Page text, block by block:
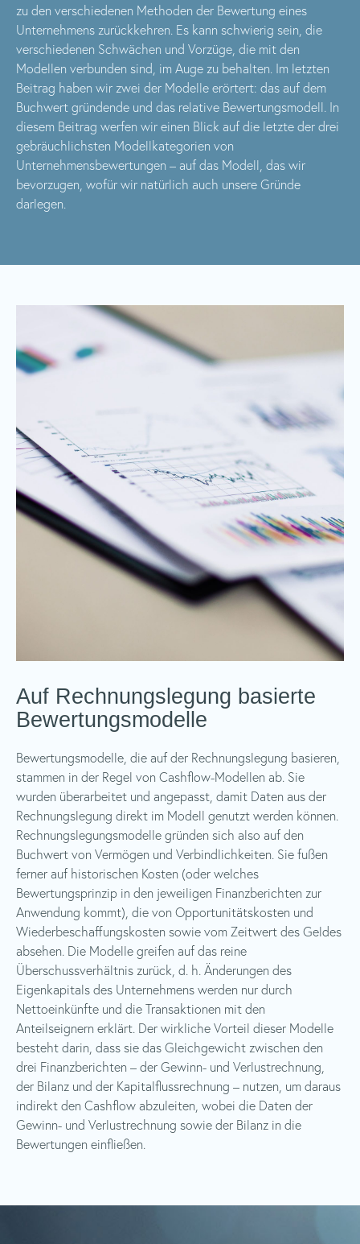
zu den verschiedenen Methoden der Bewertung eines
Unternehmens zurückkehren. Es kann schwierig sein, die
verschiedenen Schwächen und Vorzüge, die mit den
Modellen verbunden sind, im Auge zu behalten. Im letzten
Beitrag haben wir zwei der Modelle erörtert: das auf dem
Buchwert gründende und das relative Bewertungsmodell. In
diesem Beitrag werfen wir einen Blick auf die letzte der drei
gebräuchlichsten Modellkategorien von
Unternehmensbewertungen – auf das Modell, das wir
bevorzugen, wofür wir natürlich auch unsere Gründe
darlegen.
Auf Rechnungslegung basierte
Bewertungsmodelle
Bewertungsmodelle, die auf der Rechnungslegung basieren,
stammen in der Regel von Cashflow-Modellen ab. Sie
wurden überarbeitet und angepasst, damit Daten aus der
Rechnungslegung direkt im Modell genutzt werden können.
Rechnungslegungsmodelle gründen sich also auf den
Buchwert von Vermögen und Verbindlichkeiten. Sie fußen
ferner auf historischen Kosten (oder welches
Bewertungsprinzip in den jeweiligen Finanzberichten zur
Anwendung kommt), die von Opportunitätskosten und
Wiederbeschaffungskosten sowie vom Zeitwert des Geldes
absehen. Die Modelle greifen auf das reine
Überschussverhältnis zurück, d. h. Änderungen des
Eigenkapitals des Unternehmens werden nur durch
Nettoeinkünfte und die Transaktionen mit den
Anteilseignern erklärt. Der wirkliche Vorteil dieser Modelle
besteht darin, dass sie das Gleichgewicht zwischen den
drei Finanzberichten – der Gewinn- und Verlustrechnung,
der Bilanz und der Kapitalflussrechnung – nutzen, um daraus
indirekt den Cashflow abzuleiten, wobei die Daten der
Gewinn- und Verlustrechnung sowie der Bilanz in die
Bewertungen einfließen.